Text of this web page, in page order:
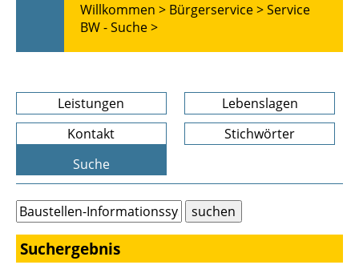
Willkommen > Bürgerservice >Service
BW - Suche >
Leistungen
Lebenslagen
Kontakt
Stichwörter
Suche
Suchergebnis